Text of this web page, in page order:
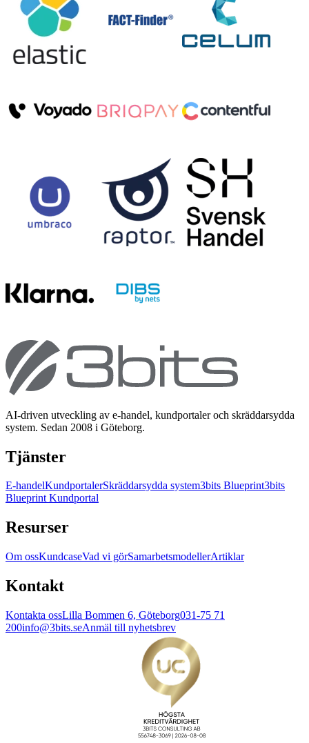
AI-driven utveckling av e-handel, kundportaler och skräddarsydda
system. Sedan 2008 i Göteborg.
Tjänster
E-handelKundportalerSkräddarsydda system3bits Blueprint3bits
Blueprint Kundportal
Resurser
Om ossKundcaseVad vi görSamarbetsmodellerArtiklar
Kontakt
Kontakta ossLilla Bommen 6, Göteborg031-75 71
200info@3bits.seAnmäl till nyhetsbrev